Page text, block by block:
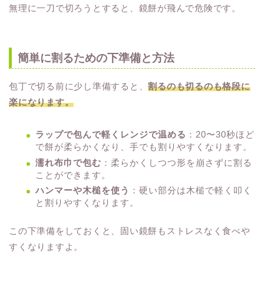
無理に一刀で切ろうとすると、鏡餅が飛んで危険です。
簡単に割るための下準備と方法
包丁で切る前に少し準備すると、割るのも切るのも格段に
楽になります。
ラップで包んで軽くレンジで温める ：20〜30秒ほど
で餅が柔らかくなり、手でも割りやすくなります。
濡れ布巾で包む ：柔らかくしつつ形を崩さずに割る
ことができます。
ハンマーや木槌を使う ：硬い部分は木槌で軽く叩く
と割りやすくなります。
この下準備をしておくと、固い鏡餅もストレスなく食べや
すくなりますよ。